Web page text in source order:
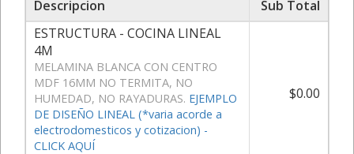
Descripcion
Sub Total
ESTRUCTURA - COCINA LINEAL
4M
MELAMINA BLANCA CON CENTRO
MDF 16MM NO TERMITA, NO
HUMEDAD, NO RAYADURAS. EJEMPLO
DE DISEÑO LINEAL (*varia acorde a
electrodomesticos y cotizacion) -
CLICK AQUÍ
$0.00